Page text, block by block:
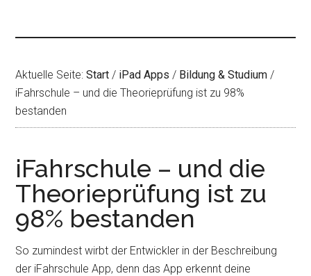
Aktuelle Seite:Start / iPad Apps / Bildung & Studium /
iFahrschule – und die Theorieprüfung ist zu 98%
bestanden
iFahrschule – und die
Theorieprüfung ist zu
98% bestanden
So zumindest wirbt der Entwickler in der Beschreibung
der iFahrschule App, denn das App erkennt deine